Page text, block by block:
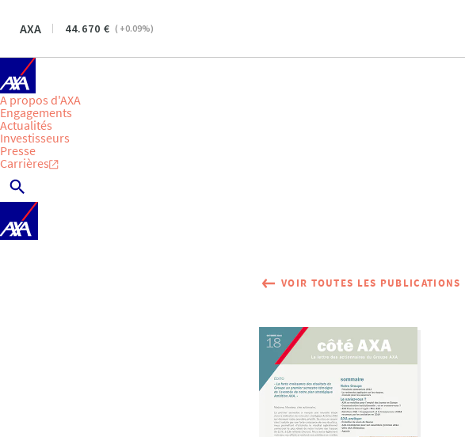
AXA 44.670 ( +0.09%)
A propos d'AXA
Engagements
Actualités
Investisseurs
Presse
Carrières
VOIR TOUTES LES PUBLICATIONS